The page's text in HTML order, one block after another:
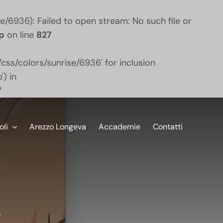
Failed to open stream: No such file or
on line 827
colors/sunrise/6936' for inclusion
in
Arezzo Longeva Accademie Contatti